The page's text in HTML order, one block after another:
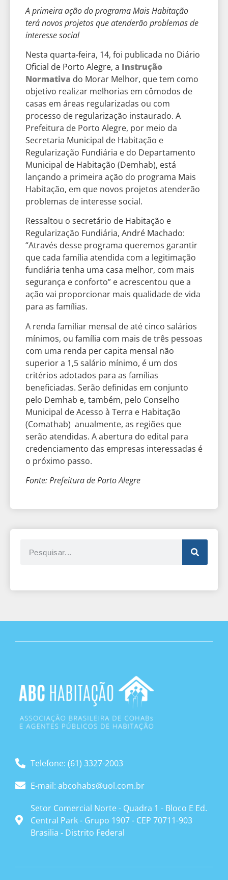
A primeira ação do programa Mais Habitação
terá novos projetos que atenderão problemas de
interesse social
Nesta quarta-feira, 14, foi publicada no Diário
Oficial de Porto Alegre, a Instrução
Normativa do Morar Melhor, que tem como
objetivo realizar melhorias em cômodos de
casas em áreas regularizadas ou com
processo de regularização instaurado. A
Prefeitura de Porto Alegre, por meio da
Secretaria Municipal de Habitação e
Regularização Fundiária e do Departamento
Municipal de Habitação (Demhab), está
lançando a primeira ação do programa Mais
Habitação, em que novos projetos atenderão
problemas de interesse social.
Ressaltou o secretário de Habitação e
Regularização Fundiária, André Machado:
“Através desse programa queremos garantir
que cada família atendida com a legitimação
fundiária tenha uma casa melhor, com mais
segurança e conforto” e acrescentou que a
ação vai proporcionar mais qualidade de vida
para as famílias.
A renda familiar mensal de até cinco salários
mínimos, ou família com mais de três pessoas
com uma renda per capita mensal não
superior a 1,5 salário mínimo, é um dos
critérios adotados para as famílias
beneficiadas. Serão definidas em conjunto
pelo Demhab e, também, pelo Conselho
Municipal de Acesso à Terra e Habitação
(Comathab) anualmente, as regiões que
serão atendidas. A abertura do edital para
credenciamento das empresas interessadas é
o próximo passo.
Fonte: Prefeitura de Porto Alegre
Telefone: (61) 3327-2003
E-mail: abcohabs@uol.com.br
Setor Comercial Norte - Quadra 1 - Bloco E Ed.
Central Park - Grupo 1907 - CEP 70711-903
Brasilia - Distrito Federal